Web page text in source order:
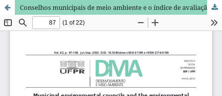
Conselhos municipais de meio ambiente e o índice de avaliação ambiental em cidades médias do estado de São Paulo / Brasil